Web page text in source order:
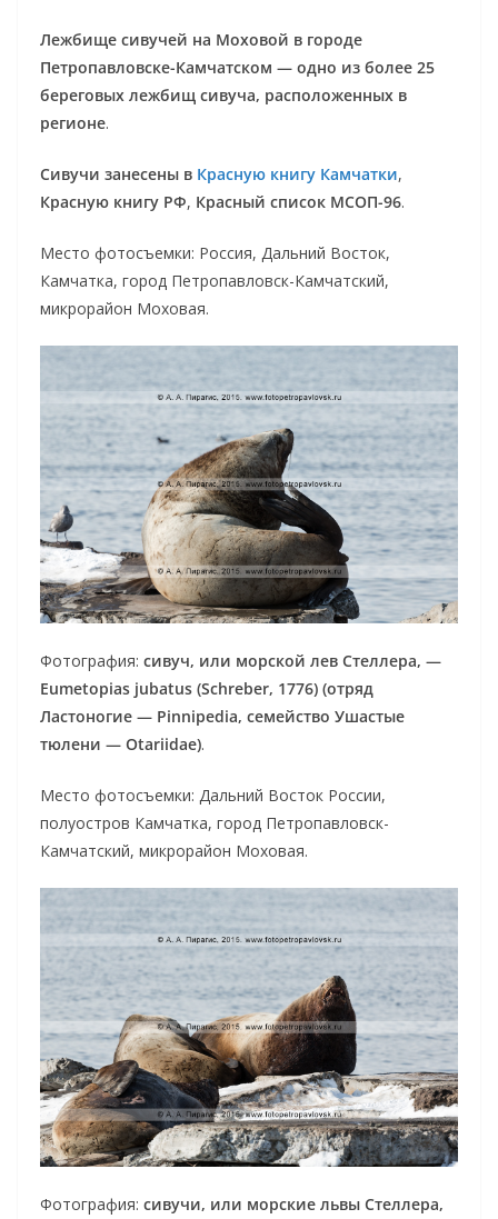
Лежбище сивучей на Моховой в городе
Петропавловске-Камчатском — одно из более 25
береговых лежбищ сивуча, расположенных в
регионе.
Сивучи занесены в Красную книгу Камчатки,
Красную книгу РФ, Красный список МСОП-96.
Место фотосъемки: Россия, Дальний Восток,
Камчатка, город Петропавловск-Камчатский,
микрорайон Моховая.
Фотография: сивуч, или морской лев Стеллера, —
Eumetopias jubatus (Schreber, 1776) (отряд
Ластоногие — Pinnipedia, семейство Ушастые
тюлени — Otariidae).
Место фотосъемки: Дальний Восток России,
полуостров Камчатка, город Петропавловск-
Камчатский, микрорайон Моховая.
Фотография: сивучи, или морские львы Стеллера,